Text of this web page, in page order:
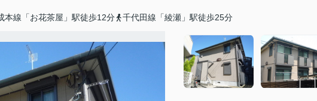
本線「お花茶屋」駅徒歩12分 千代田線「綾瀬」駅徒歩25分